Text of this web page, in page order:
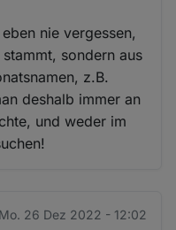
nie vergessen,
sondern aus
z.B.
deshalb immer an
und weder im
Mo. 26 Dez 2022 - 12:02